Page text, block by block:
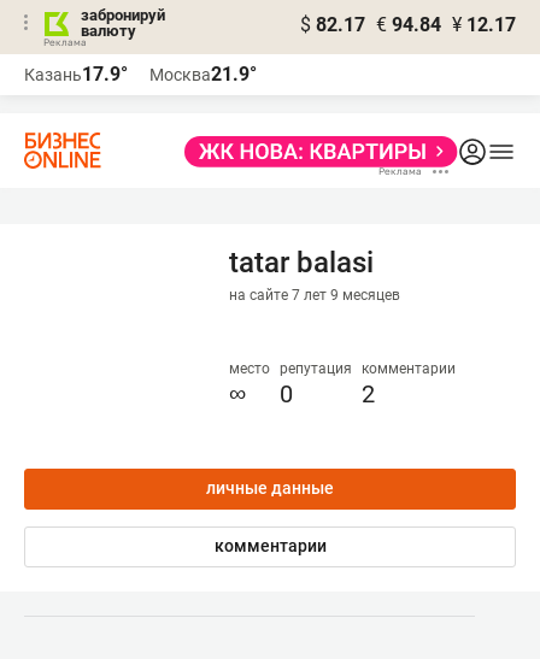
забронируй
валюту
$ 82.17 € 94.84 ¥ 12.17
Казань17.9° Москва21.9°
tatar balasi
на сайте 7 лет 9 месяцев
место
∞
репутация
0
комментарии
2
личные данные
комментарии